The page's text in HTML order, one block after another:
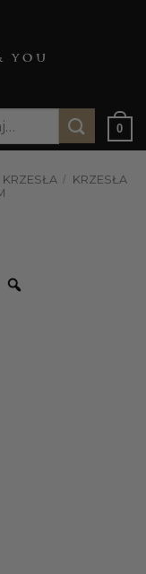
0
KRZESŁA / KRZESŁA